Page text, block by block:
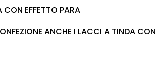
EFFETTO PARA
ANCHE I LACCI A TINDA